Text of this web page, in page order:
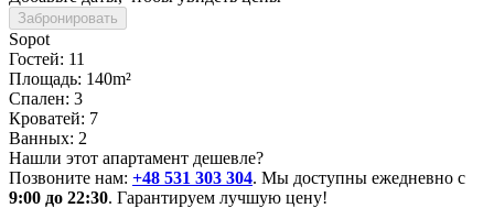
Забронировать
Sopot
Гостей: 11
Площадь: 140m²
Спален: 3
Кроватей: 7
Ванных: 2
Нашли этот апартамент дешевле?
Позвоните нам: +48 531 303 304. Мы доступны ежедневно с
9:00 до 22:30. Гарантируем лучшую цену!